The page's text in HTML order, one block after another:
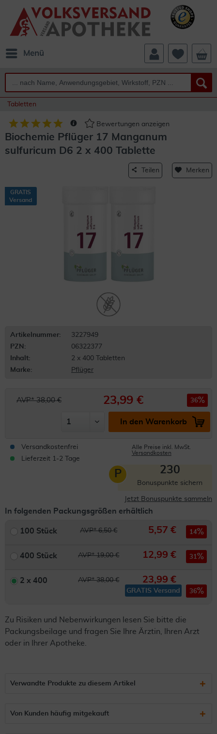
Menü
Tabletten
Bewertungen anzeigen
Biochemie Pflüger 17 Manganum
sulfuricum D6 2 x 400 Tablette
Teilen Merken
GRATIS
Versand
Artikelnummer:
3227949
PZN:
06322377
Inhalt:
2 x 400 Tabletten
Marke:
Pflüger
AVP* 38,00 € 23,99 € 36
In den Warenkorb
Versandkostenfrei
Lieferzeit 1-2 Tage
Alle Preise inkl. MwSt.
Versandkosten
P 230
Bonuspunkte sichern
Jetzt Bonuspunkte sammeln
In folgenden Packungsgrößen erhältlich
100 Stück AVP* 6,50 € 5,57 € 14
400 Stück AVP* 19,00 € 12,99 € 31
2 x 400 AVP* 38,00 € 23,99 €
GRATIS Versand 36
Zu Risiken und Nebenwirkungen lesen Sie bitte die
Packungsbeilage und fragen Sie Ihre Ärztin, Ihren Arzt
oder in Ihrer Apotheke.
Verwandte Produkte zu diesem Artikel
Von Kunden häufig mitgekauft